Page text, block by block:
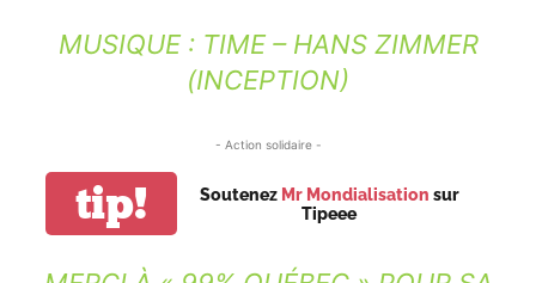
MUSIQUE : TIME – HANS ZIMMER
(INCEPTION)
- Action solidaire -
tip! Soutenez Mr Mondialisation sur
Tipeee